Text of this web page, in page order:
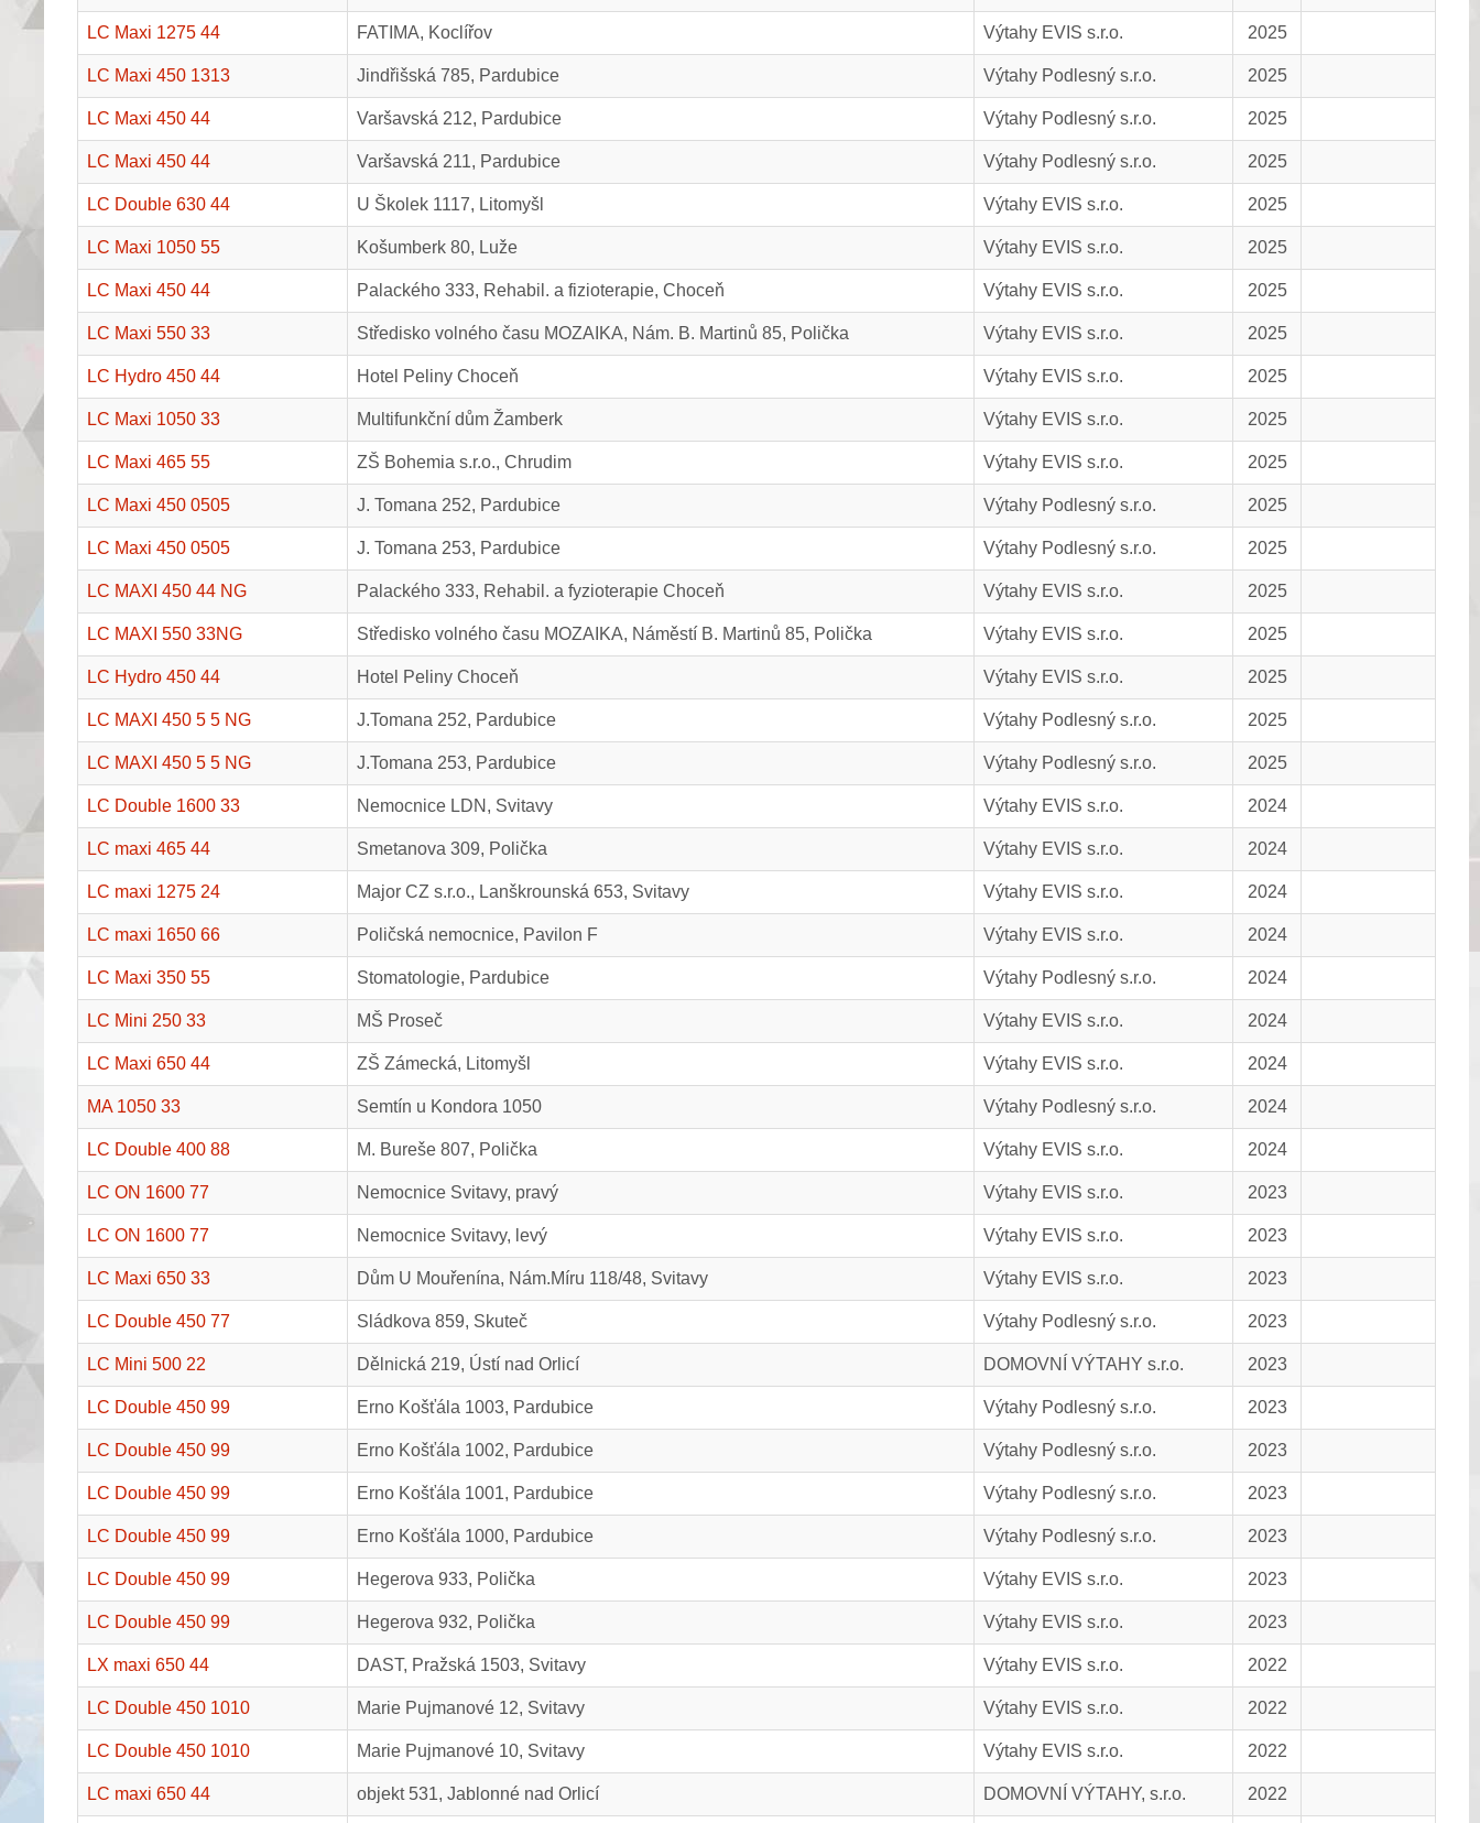
LC Maxi 1275 44 FATIMA, Koclířov Výtahy EVIS s.r.o. 2025
LC Maxi 450 1313 Jindřišská 785, Pardubice Výtahy Podlesný s.r.o. 2025
LC Maxi 450 44 Varšavská 212, Pardubice Výtahy Podlesný s.r.o. 2025
LC Maxi 450 44 Varšavská 211, Pardubice Výtahy Podlesný s.r.o. 2025
LC Double 630 44 U Školek 1117, Litomyšl Výtahy EVIS s.r.o. 2025
LC Maxi 1050 55 Košumberk 80, Luže Výtahy EVIS s.r.o. 2025
LC Maxi 450 44 Palackého 333, Rehabil. a fizioterapie, Choceň Výtahy EVIS s.r.o. 2025
LC Maxi 550 33 Středisko volného času MOZAIKA, Nám. B. Martinů 85, Polička Výtahy EVIS s.r.o. 2025
LC Hydro 450 44 Hotel Peliny Choceň Výtahy EVIS s.r.o. 2025
LC Maxi 1050 33 Multifunkční dům Žamberk Výtahy EVIS s.r.o. 2025
LC Maxi 465 55 ZŠ Bohemia s.r.o., Chrudim Výtahy EVIS s.r.o. 2025
LC Maxi 450 0505 J. Tomana 252, Pardubice Výtahy Podlesný s.r.o. 2025
LC Maxi 450 0505 J. Tomana 253, Pardubice Výtahy Podlesný s.r.o. 2025
LC MAXI 450 44 NG Palackého 333, Rehabil. a fyzioterapie Choceň Výtahy EVIS s.r.o. 2025
LC MAXI 550 33NG Středisko volného času MOZAIKA, Náměstí B. Martinů 85, Polička Výtahy EVIS s.r.o. 2025
LC Hydro 450 44 Hotel Peliny Choceň Výtahy EVIS s.r.o. 2025
LC MAXI 450 5 5 NG J.Tomana 252, Pardubice Výtahy Podlesný s.r.o. 2025
LC MAXI 450 5 5 NG J.Tomana 253, Pardubice Výtahy Podlesný s.r.o. 2025
LC Double 1600 33 Nemocnice LDN, Svitavy Výtahy EVIS s.r.o. 2024
LC maxi 465 44 Smetanova 309, Polička Výtahy EVIS s.r.o. 2024
LC maxi 1275 24 Major CZ s.r.o., Lanškrounská 653, Svitavy Výtahy EVIS s.r.o. 2024
LC maxi 1650 66 Poličská nemocnice, Pavilon F Výtahy EVIS s.r.o. 2024
LC Maxi 350 55 Stomatologie, Pardubice Výtahy Podlesný s.r.o. 2024
LC Mini 250 33 MŠ Proseč Výtahy EVIS s.r.o. 2024
LC Maxi 650 44 ZŠ Zámecká, Litomyšl Výtahy EVIS s.r.o. 2024
MA 1050 33 Semtín u Kondora 1050 Výtahy Podlesný s.r.o. 2024
LC Double 400 88 M. Bureše 807, Polička Výtahy EVIS s.r.o. 2024
LC ON 1600 77 Nemocnice Svitavy, pravý Výtahy EVIS s.r.o. 2023
LC ON 1600 77 Nemocnice Svitavy, levý Výtahy EVIS s.r.o. 2023
LC Maxi 650 33 Dům U Mouřenína, Nám.Míru 118/48, Svitavy Výtahy EVIS s.r.o. 2023
LC Double 450 77 Sládkova 859, Skuteč Výtahy Podlesný s.r.o. 2023
LC Mini 500 22 Dělnická 219, Ústí nad Orlicí DOMOVNÍ VÝTAHY s.r.o. 2023
LC Double 450 99 Erno Košťála 1003, Pardubice Výtahy Podlesný s.r.o. 2023
LC Double 450 99 Erno Košťála 1002, Pardubice Výtahy Podlesný s.r.o. 2023
LC Double 450 99 Erno Košťála 1001, Pardubice Výtahy Podlesný s.r.o. 2023
LC Double 450 99 Erno Košťála 1000, Pardubice Výtahy Podlesný s.r.o. 2023
LC Double 450 99 Hegerova 933, Polička Výtahy EVIS s.r.o. 2023
LC Double 450 99 Hegerova 932, Polička Výtahy EVIS s.r.o. 2023
LX maxi 650 44 DAST, Pražská 1503, Svitavy Výtahy EVIS s.r.o. 2022
LC Double 450 1010 Marie Pujmanové 12, Svitavy Výtahy EVIS s.r.o. 2022
LC Double 450 1010 Marie Pujmanové 10, Svitavy Výtahy EVIS s.r.o. 2022
LC maxi 650 44 objekt 531, Jablonné nad Orlicí DOMOVNÍ VÝTAHY, s.r.o. 2022